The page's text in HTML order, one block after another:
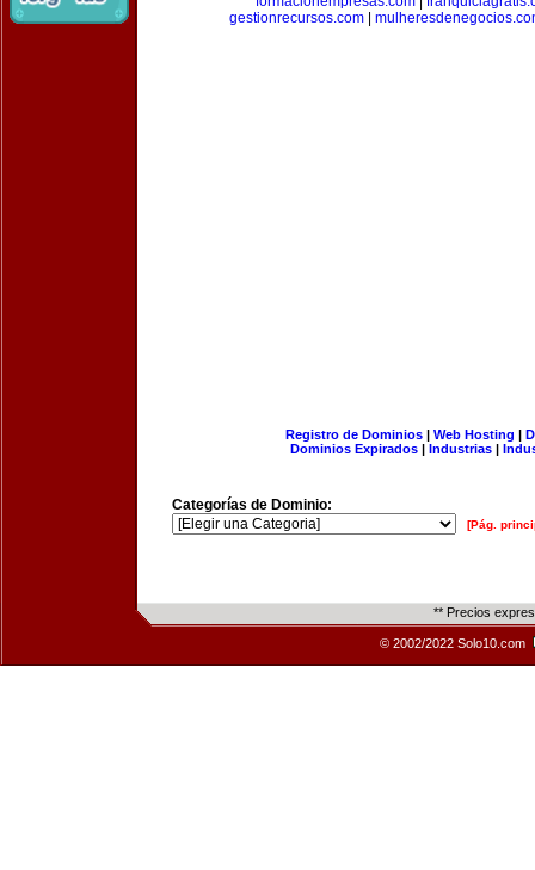
gestionrecursos.com|
Registro de Dominios| Web Hosting |
Dominios Expirados | Industrias |
Categorías de Dominio:
[Pág.
** Precios
© 2002/2022 Solo10.com